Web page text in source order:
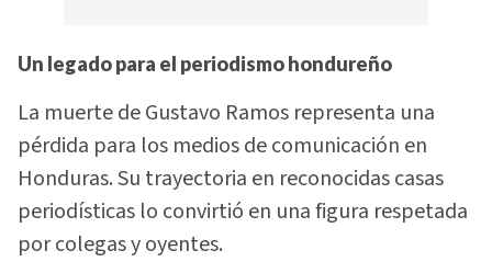
Un legado para el periodismo hondureño
La muerte de Gustavo Ramos representa una
pérdida para los medios de comunicación en
Honduras. Su trayectoria en reconocidas casas
periodísticas lo convirtió en una figura respetada
por colegas y oyentes.